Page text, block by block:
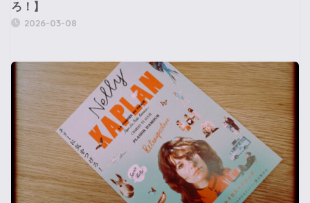
ろ！】
2026-03-08